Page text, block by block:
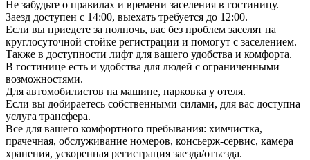
Не забудьте о правилах и времени заселения в гостиницу.
Заезд доступен с 14:00, выехать требуется до 12:00.
Если вы приедете за полночь, вас без проблем заселят на
круглосуточной стойке регистрации и помогут с заселением.
Также в доступности лифт для вашего удобства и комфорта.
В гостинице есть и удобства для людей с ограниченными
возможностями.
Для автомобилистов на машине, парковка у отеля.
Если вы добираетесь собственными силами, для вас доступна
услуга трансфера.
Все для вашего комфортного пребывания: химчистка,
прачечная, обслуживание номеров, консьерж-сервис, камера
хранения, ускоренная регистрация заезда/отъезда.